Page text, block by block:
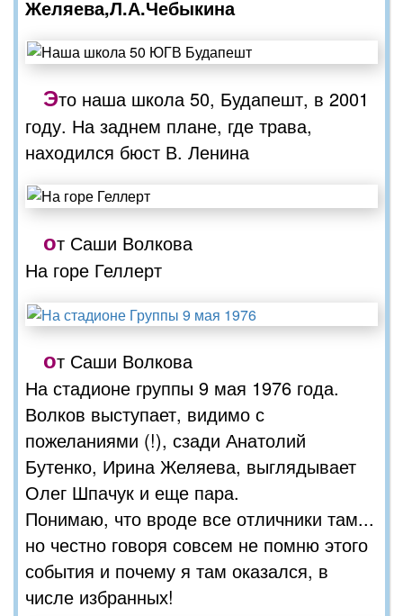
Желяева,Л.А.Чебыкина
Это наша школа 50, Будапешт, в 2001
году. На заднем плане, где трава,
находился бюст В. Ленина
от Саши Волкова
На горе Геллерт
от Саши Волкова
На стадионе группы 9 мая 1976 года.
Волков выступает, видимо с
пожеланиями (!), сзади Анатолий
Бутенко, Ирина Желяева, выглядывает
Олег Шпачук и еще пара.
Понимаю, что вроде все отличники там...
но честно говоря совсем не помню этого
события и почему я там оказался, в
числе избранных!